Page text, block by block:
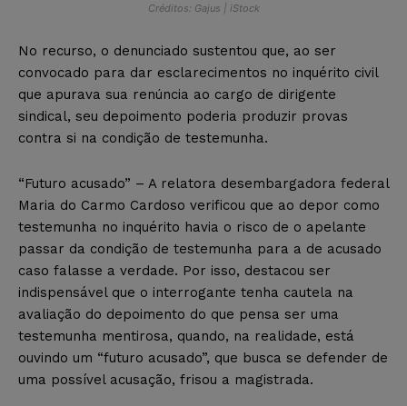
Créditos: Gajus | iStock
No recurso, o denunciado sustentou que, ao ser
convocado para dar esclarecimentos no inquérito civil
que apurava sua renúncia ao cargo de dirigente
sindical, seu depoimento poderia produzir provas
contra si na condição de testemunha.
“Futuro acusado” – A relatora desembargadora federal
Maria do Carmo Cardoso verificou que ao depor como
testemunha no inquérito havia o risco de o apelante
passar da condição de testemunha para a de acusado
caso falasse a verdade. Por isso, destacou ser
indispensável que o interrogante tenha cautela na
avaliação do depoimento do que pensa ser uma
testemunha mentirosa, quando, na realidade, está
ouvindo um “futuro acusado”, que busca se defender de
uma possível acusação, frisou a magistrada.